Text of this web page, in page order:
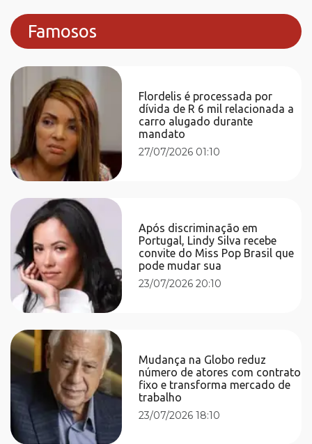
Famosos
Flordelis é processada por
dívida de R 6 mil relacionada a
carro alugado durante
mandato
27/07/2026 01:10
Após discriminação em
Portugal, Lindy Silva recebe
convite do Miss Pop Brasil que
pode mudar sua
23/07/2026 20:10
Mudança na Globo reduz
número de atores com contrato
fixo e transforma mercado de
trabalho
23/07/2026 18:10